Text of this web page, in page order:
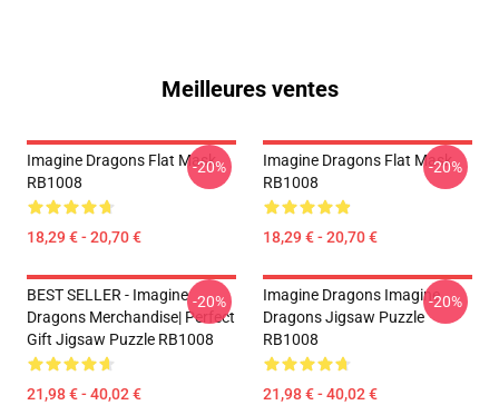
Meilleures ventes
Imagine Dragons Flat Mask
RB1008
18,29 € - 20,70 €
-20%
Imagine Dragons Flat Mask
RB1008
18,29 € - 20,70 €
-20%
BEST SELLER - Imagine
Dragons Merchandise| Perfect
Gift Jigsaw Puzzle RB1008
21,98 € - 40,02 €
-20%
Imagine Dragons Imagine
Dragons Jigsaw Puzzle
RB1008
21,98 € - 40,02 €
-20%